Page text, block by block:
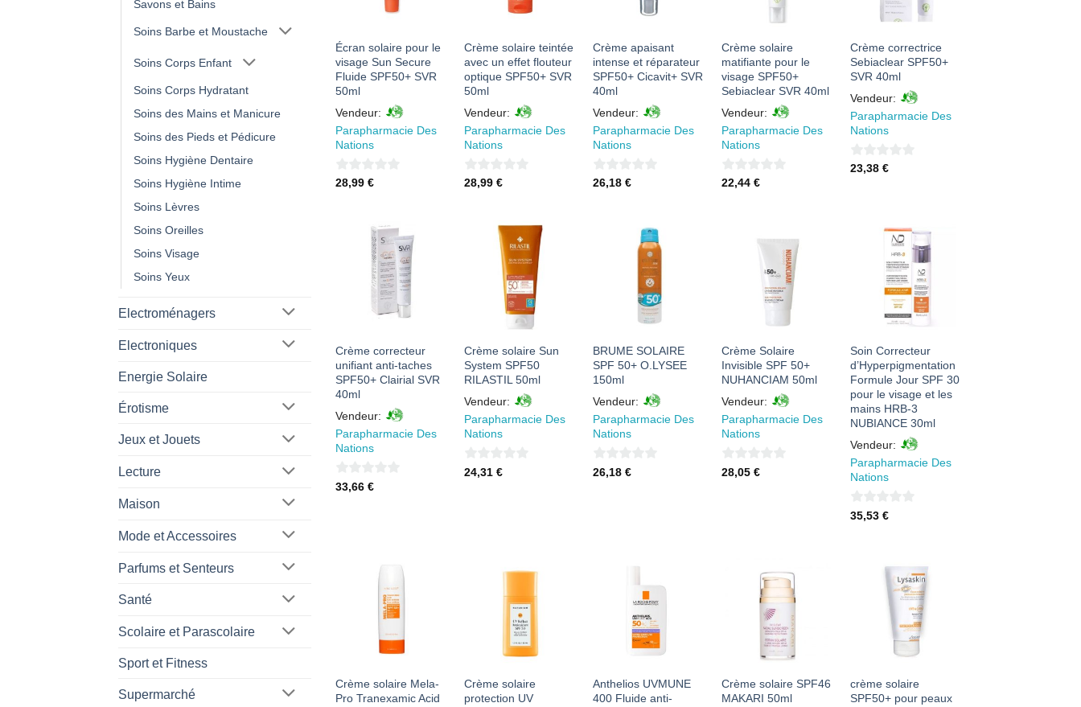
Savons et Bains
Soins Barbe et Moustache
Soins Corps Enfant
Soins Corps Hydratant
Soins des Mains et Manicure
Soins des Pieds et Pédicure
Soins Hygiène Dentaire
Soins Hygiène Intime
Soins Lèvres
Soins Oreilles
Soins Visage
Soins Yeux
Electroménagers
Electroniques
Energie Solaire
Érotisme
Jeux et Jouets
Lecture
Maison
Mode et Accessoires
Parfums et Senteurs
Santé
Scolaire et Parascolaire
Sport et Fitness
Supermarché
Écran solaire pour le
visage Sun Secure
Fluide SPF50+ SVR
50ml
Vendeur:
Parapharmacie Des
Nations
0
28,99 €
Crème solaire teintée
avec un effet flouteur
optique SPF50+ SVR
50ml
Vendeur:
Parapharmacie Des
Nations
0
28,99 €
Crème apaisant
intense et réparateur
SPF50+ Cicavit+ SVR
40ml
Vendeur:
Parapharmacie Des
Nations
0
26,18 €
Crème solaire
matifiante pour le
visage SPF50+
Sebiaclear SVR 40ml
Vendeur:
Parapharmacie Des
Nations
0
22,44 €
Crème correctrice
Sebiaclear SPF50+
SVR 40ml
Vendeur:
Parapharmacie Des
Nations
0
23,38 €
AJOUTER
À MES
FAVORIS
Crème correcteur
unifiant anti-taches
SPF50+ Clairial SVR
40ml
Vendeur:
Parapharmacie Des
Nations
0
33,66 €
AJOUTER
À MES
FAVORIS
Crème solaire Sun
System SPF50
RILASTIL 50ml
Vendeur:
Parapharmacie Des
Nations
0
24,31 €
AJOUTER
À MES
FAVORIS
BRUME SOLAIRE
SPF 50+ O.LYSEE
150ml
Vendeur:
Parapharmacie Des
Nations
0
26,18 €
AJOUTER
À MES
FAVORIS
Crème Solaire
Invisible SPF 50+
NUHANCIAM 50ml
Vendeur:
Parapharmacie Des
Nations
0
28,05 €
AJOUTER
À MES
FAVORIS
Soin Correcteur
d’Hyperpigmentation
Formule Jour SPF 30
pour le visage et les
mains HRB-3
NUBIANCE 30ml
Vendeur:
Parapharmacie Des
Nations
0
35,53 €
AJOUTER
À MES
Crème solaire Mela-
Pro Tranexamic Acid
AJOUTER
À MES
FAVORIS
Crème solaire
protection UV
AJOUTER
À MES
FAVORIS
Anthelios UVMUNE
400 Fluide anti-
AJOUTER
À MES
FAVORIS
Crème solaire SPF46
MAKARI 50ml
AJOUTER
À MES
FAVORIS
crème solaire
SPF50+ pour peaux